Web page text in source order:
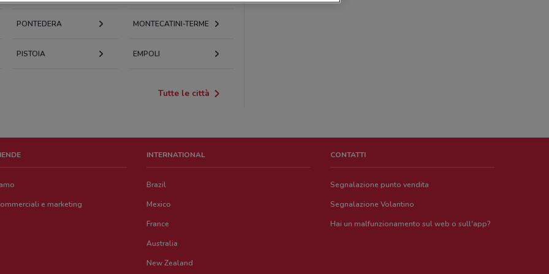
PONTEDERA MONTECATINI-TERME
PISTOIA EMPOLI
Tutte le città
e marketing
INTERNATIONAL
Brazil
Mexico
France
Australia
New Zealand
CONTATTI
Segnalazione punto vendita
Segnalazione Volantino
Hai un malfunzionamento sul web o sull'app?